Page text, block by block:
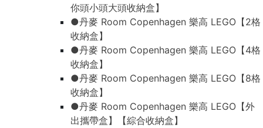
你頭小頭大頭收納盒】
●丹麥 Room Copenhagen 樂高 LEGO【2格
收納盒】
●丹麥 Room Copenhagen 樂高 LEGO【4格
收納盒】
●丹麥 Room Copenhagen 樂高 LEGO【8格
收納盒】
●丹麥 Room Copenhagen 樂高 LEGO【外
出攜帶盒】【綜合收納盒】